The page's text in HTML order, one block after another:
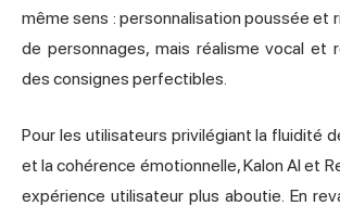
même sens : personnalisation poussée et
de personnages, mais réalisme vocal et
des consignes perfectibles.
Pour les utilisateurs privilégiant la fluidité
et la cohérence émotionnelle, Kalon AI et
expérience utilisateur plus aboutie. En